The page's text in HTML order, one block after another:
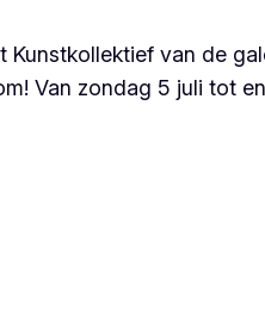
Kunstkollektief van de
Van zondag 5 juli tot